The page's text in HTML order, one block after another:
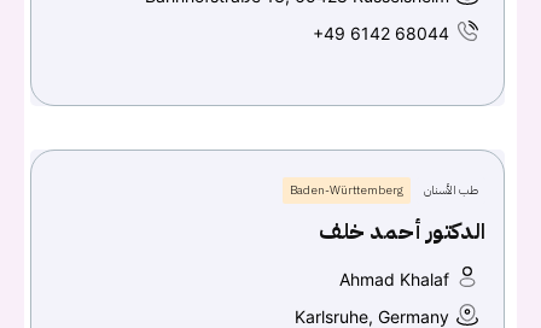
+49 6142 68044
طب الأسنان Baden-Württemberg
الدكتور أحمد خلف
Ahmad Khalaf
Karlsruhe, Germany